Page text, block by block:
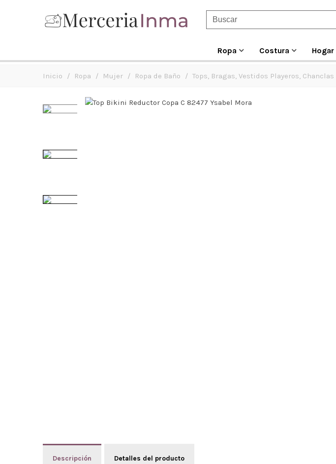
Ropa Costura Hogar
Inicio / Ropa / Mujer / Ropa de Baño / Tops, Bragas, Vestidos Playeros, Chanclas
Descripción Detalles del producto